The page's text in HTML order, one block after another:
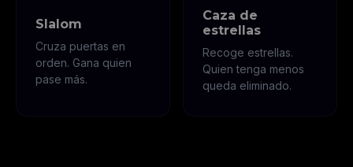
Slalom
Cruza puertas en
orden. Gana quien
pase más.
Caza de
estrellas
Recoge estrellas.
Quien tenga menos
queda eliminado.